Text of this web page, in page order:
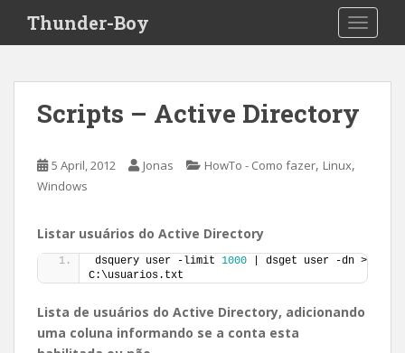
i
Thunder-Boy
Scripts – Active Directory
5 April, 2012 Jonas HowTo - Como fazer, Linux,
Windows
Listar usuários do Active Directory
dsquery user -limit 1000 | dsget user -dn >
C:\usuarios.txt
Lista de usuários do Active Directory, adicionando
uma coluna informando se a conta esta